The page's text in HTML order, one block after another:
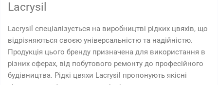
Lacrysil
Lacrysil спеціалізується на виробництві рідких цвяхів, що
відрізняються своєю універсальністю та надійністю.
Продукція цього бренду призначена для використання в
різних сферах, від побутового ремонту до професійного
будівництва. Рідкі цвяхи Lacrysil пропонують якісні